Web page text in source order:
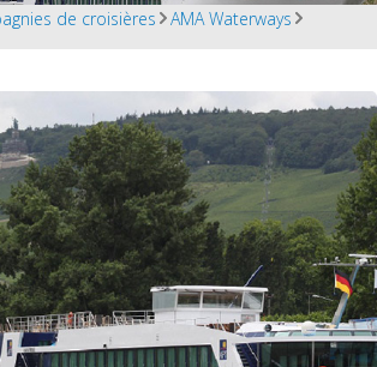
de croisières
AMA Waterways